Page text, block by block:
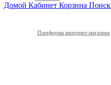
Домой Кабинет Корзина Поиск
Платформа интернет-магазина